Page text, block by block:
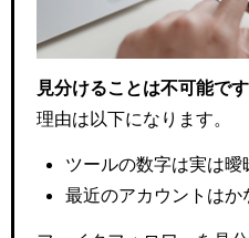
見分けることは不可能です
理由は以下になります。
ツールの数字は実は曖
最近のアカウントはか